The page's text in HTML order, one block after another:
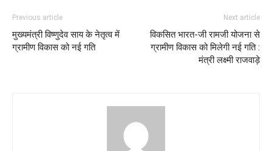
Previous article
मुख्यमंत्री विष्णुदेव साय के नेतृत्व में
ग्रामीण विकास को नई गति
Next article
विकसित भारत-जी रामजी योजना से
ग्रामीण विकास को मिलेगी नई गति :
मंत्री लक्ष्मी राजवाड़े